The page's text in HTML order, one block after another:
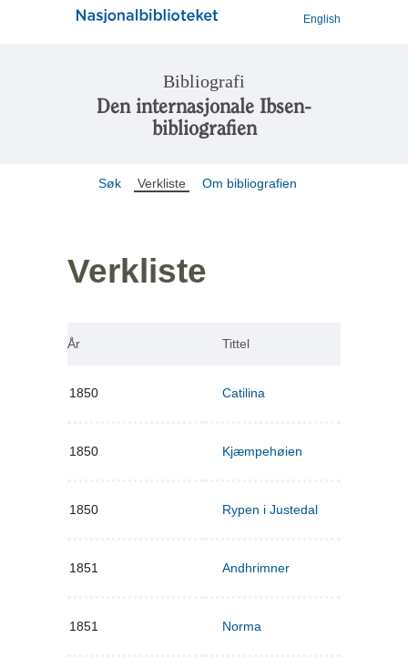
English
Bibliografi
Den internasjonale Ibsen-
bibliografien
Søk Verkliste Om bibliografien
Verkliste
År Tittel
1850 Catilina
1850 Kjæmpehøien
1850 Rypen i Justedal
1851 Andhrimner
1851 Norma